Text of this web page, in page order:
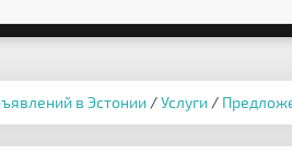
в Эстонии /Услуги /